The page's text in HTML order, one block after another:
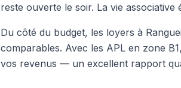
reste ouverte le soir. La vie
Du côté du budget, les loyers à
comparables. Avec les APL en zone
vos revenus — un excellent rapport